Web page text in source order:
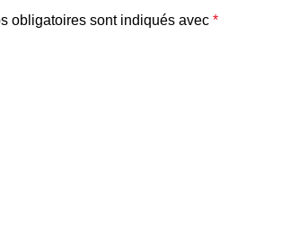
obligatoires sont indiqués avec *